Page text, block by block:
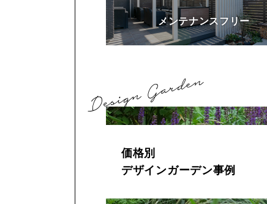
メンテナンスフリー
価格別
デザインガーデン事例